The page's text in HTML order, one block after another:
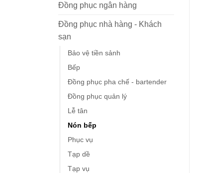
Đồng phục ngân hàng
Đồng phục nhà hàng - Khách
sạn
Bảo vệ tiền sảnh
Bếp
Đồng phục pha chế - bartender
Đồng phục quản lý
Lễ tân
Nón bếp
Phục vụ
Tạp dề
Tạp vụ